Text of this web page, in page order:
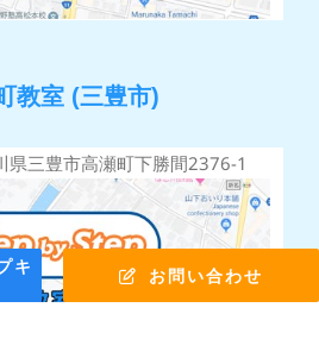
キ
お問い合わせ
教室 (三豊市)
三豊市高瀬町下勝間2376-1